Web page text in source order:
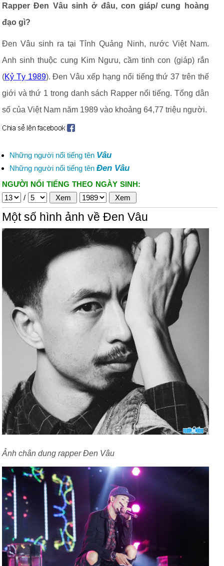
Rapper Đen Vâu sinh ở đâu, con giáp/ cung hoàng
đạo gì?
Đen Vâu sinh ra tại Tỉnh Quảng Ninh, nước Việt Nam.
Anh sinh thuộc cung Kim Ngưu, cầm tinh con (giáp) rắn
(Kỷ Tỵ 1989). Đen Vâu xếp hạng nổi tiếng thứ 37 trên thế
giới và thứ 1 trong danh sách Rapper nổi tiếng. Tổng dân
số của Việt Nam năm 1989 vào khoảng 64,77 triệu người.
Những người nổi tiếng tên Vâu
Những người nổi tiếng tên Đen Vâu
NGƯỜI NỔI TIẾNG THEO NGÀY SINH:
/
Một số hình ảnh về Đen Vâu
Ảnh chân dung rapper Đen Vâu